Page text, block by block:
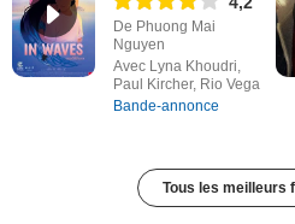
De Phuong Mai
Nguyen
Avec Lyna Khoudri,
Paul Kircher, Rio Vega
Bande-annonce
Tous les meilleurs